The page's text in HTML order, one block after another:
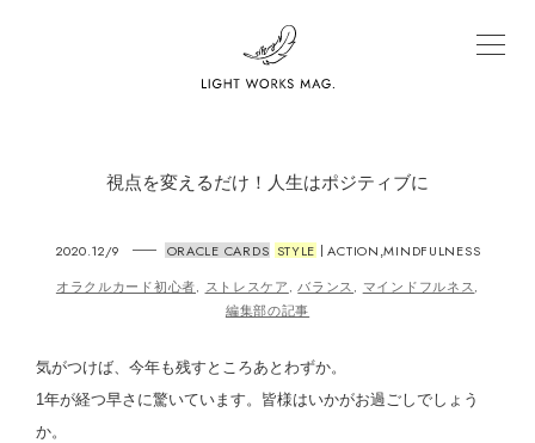
視点を変えるだけ！人生はポジティブに
2020.12/9 ORACLE CARDS STYLE | ACTION ,MINDFULNESS
オラクルカード初心者 ストレスケア バランス マインドフルネス
編集部の記事
気がつけば、今年も残すところあとわずか。
1年が経つ早さに驚いています。皆様はいかがお過ごしでしょう
か。